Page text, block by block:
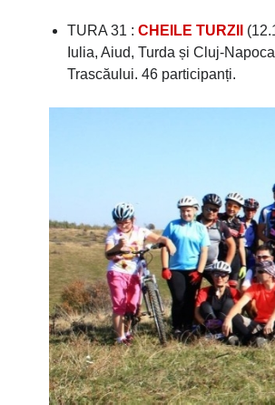
TURA 31 : CHEILE TURZII
Iulia, Aiud, Turda și Cluj-
Trascăului. 46 participanți.